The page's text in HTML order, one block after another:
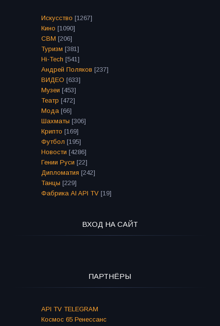
Искусство [1267]
Кино [1090]
СВМ [206]
Туризм [381]
Hi-Tech [541]
Андрей Поляков [237]
ВИДЕО [633]
Музеи [453]
Театр [472]
Мода [66]
Шахматы [306]
Крипто [169]
Футбол [195]
Новости [4286]
Гении Руси [22]
Дипломатия [242]
Танцы [229]
Фабрика AI API TV [19]
ВХОД НА САЙТ
ПАРТНЁРЫ
API TV TELEGRAM
Космос 65 Ренессанс